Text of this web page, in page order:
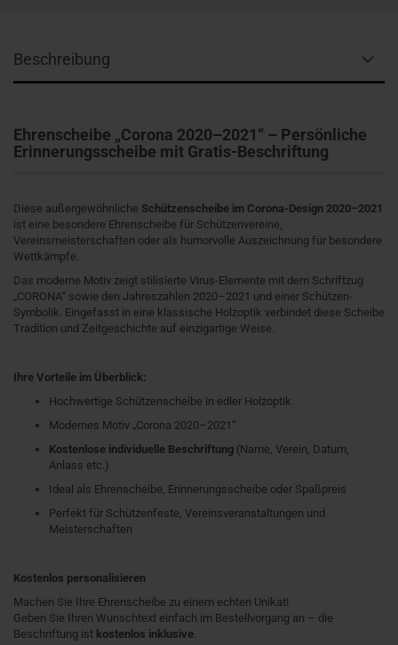
Beschreibung
Ehrenscheibe „Corona 2020–2021“ – Persönliche
Erinnerungsscheibe mit Gratis-Beschriftung
Diese außergewöhnliche Schützenscheibe im Corona-Design 2020–2021
ist eine besondere Ehrenscheibe für Schützenvereine,
Vereinsmeisterschaften oder als humorvolle Auszeichnung für besondere
Wettkämpfe.
Das moderne Motiv zeigt stilisierte Virus-Elemente mit dem Schriftzug
„CORONA“ sowie den Jahreszahlen 2020–2021 und einer Schützen-
Symbolik. Eingefasst in eine klassische Holzoptik verbindet diese Scheibe
Tradition und Zeitgeschichte auf einzigartige Weise.
Ihre Vorteile im Überblick:
Hochwertige Schützenscheibe in edler Holzoptik
Modernes Motiv „Corona 2020–2021“
Kostenlose individuelle Beschriftung (Name, Verein, Datum,
Anlass etc.)
Ideal als Ehrenscheibe, Erinnerungsscheibe oder Spaßpreis
Perfekt für Schützenfeste, Vereinsveranstaltungen und
Meisterschaften
Kostenlos personalisieren
Machen Sie Ihre Ehrenscheibe zu einem echten Unikat!
Geben Sie Ihren Wunschtext einfach im Bestellvorgang an – die
Beschriftung ist kostenlos inklusive.